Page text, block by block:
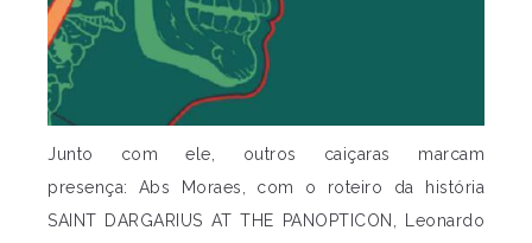
Junto com ele, outros caiçaras marcam
presença: Abs Moraes, com o roteiro da história
SAINT DARGARIUS AT THE PANOPTICON, Leonardo